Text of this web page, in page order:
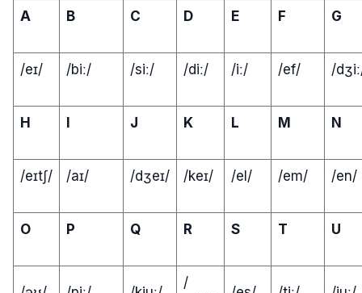
A B C D E F G
/eɪ/ /biː/ /siː/ /diː/ /iː/ /ef/ /
H I J K L M N
/eɪtʃ/ /aɪ/ /dʒeɪ/ /keɪ/ /el/ /em/ /en/
O P Q R S T U
/